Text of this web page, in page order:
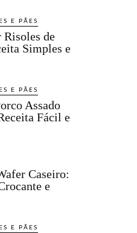
E PÃES
Risoles de
Simples e
E PÃES
Assado
Fácil e
Caseiro:
e
E PÃES